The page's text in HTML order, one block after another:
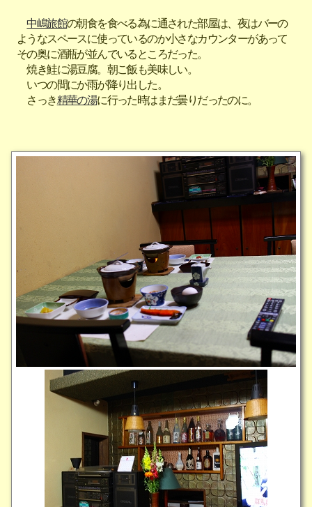
中嶋旅館の朝食を食べる為に通された部屋は、夜はバーの
ようなスペースに使っているのか小さなカウンターがあって
その奥に酒瓶が並んでいるところだった。
焼き鮭に湯豆腐。朝ご飯も美味しい。
いつの間にか雨が降り出した。
さっき精華の湯に行った時はまだ曇りだったのに。